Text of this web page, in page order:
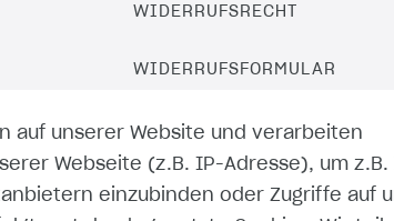
WIDERRUFSRECHT
WIDERRUFSFORMULAR
IMPRESSUM
DATENSCHUTZERKLÄRUNG
auf unserer Website und verarbeiten
Webseite (z.B. IP-Adresse), um
einzubinden oder Zugriffe auf